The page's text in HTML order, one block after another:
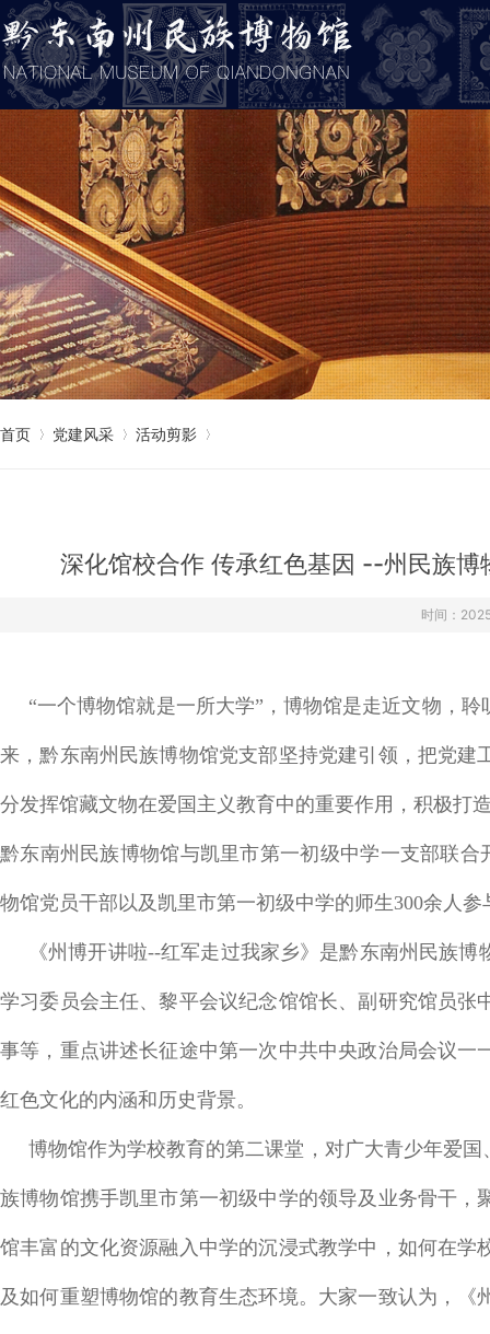
首页 党建风采 活动剪影
深化馆校合作 传承红色基因 --州民族
时间：
“一个博物馆就是一所大学”，博物馆是走近文物，
来，黔东南州民族博物馆党支部坚持党建引领，把党
分发挥馆藏文物在爱国主义教育中的重要作用，积极打
黔东南州民族博物馆与凯里市第一初级中学一支部联
物馆党员干部以及凯里市第一初级中学的师生300余人参
《州博开讲啦--红军走过我家乡》是黔东南州民族
学习委员会主任、黎平会议纪念馆馆长、副研究馆员
事等，重点讲述长征途中第一次中共中央政治局会议
红色文化的内涵和历史背景。
博物馆作为学校教育的第二课堂，对广大青少年爱
族博物馆携手凯里市第一初级中学的领导及业务骨干
馆丰富的文化资源融入中学的沉浸式教学中，如何在
及如何重塑博物馆的教育生态环境。大家一致认为，